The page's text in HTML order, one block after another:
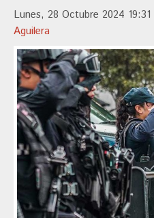
Lunes, 28 Octubre 2024 19:31
Aguilera